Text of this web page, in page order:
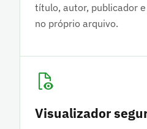
título, autor, publicador
no próprio arquivo.
Visualizador